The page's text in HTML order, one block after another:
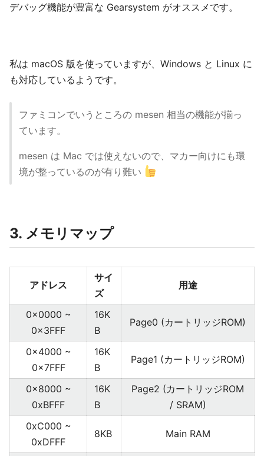
デバッグ機能が豊富な Gearsystem がオススメです。
私は macOS 版を使っていますが、Windows と Linux に
も対応しているようです。
ファミコンでいうところの mesen 相当の機能が揃っ
ています。
mesen は Mac では使えないので、マカー向けにも環
境が整っているのが有り難い
3. メモリマップ
アドレス
サイ
ズ
用途
0x0000 ~
0x3FFF
16K
B
Page0 (カートリッジROM)
0x4000 ~
0x7FFF
16K
B
Page1 (カートリッジROM)
0x8000 ~
0xBFFF
16K
B
Page2 (カートリッジROM
/ SRAM)
0xC000 ~
0xDFFF
8KB Main RAM